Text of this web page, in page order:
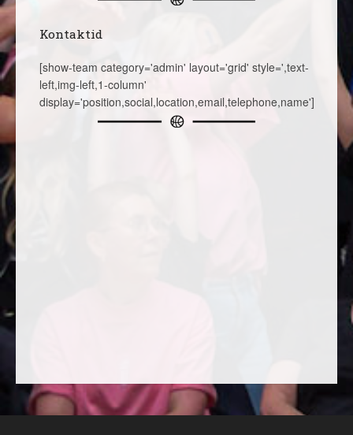
Kontaktid
[show-team category='admin' layout='grid' style=',text-
left,img-left,1-column'
display='position,social,location,email,telephone,name']